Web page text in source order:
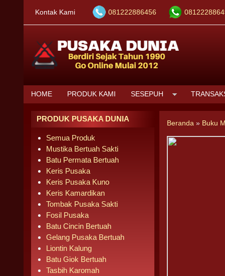
Kontak Kami 081222886456
HOME PRODUK KAMI SESEPUH
Beranda » Buku
PRODUK PUSAKA DUNIA
Semua Produk
Mustika Bertuah Sakti
Batu Permata Bertuah
Keris Pusaka
Keris Pusaka Kuno
Keris Kamardikan
Tombak Pusaka Sakti
Fosil Pusaka
Batu Cincin Bertuah
Gelang Pusaka Bertuah
Liontin Kalung
Batu Giok Bertuah
Tasbih Karomah